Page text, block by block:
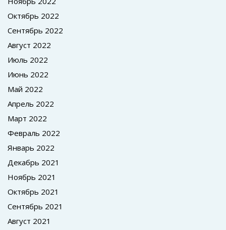
Октябрь 2022
Сентябрь 2022
Август 2022
Июль 2022
Июнь 2022
Май 2022
Апрель 2022
Март 2022
Февраль 2022
Январь 2022
Декабрь 2021
Ноябрь 2021
Октябрь 2021
Сентябрь 2021
Август 2021